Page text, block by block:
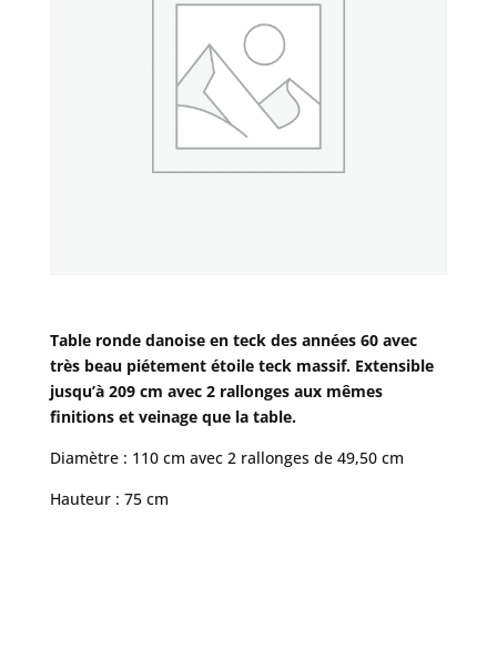
Table ronde danoise en teck des années 60 avec
très beau piétement étoile teck massif. Extensible
jusqu’à 209 cm avec 2 rallonges aux mêmes
finitions et veinage que la table.
Diamètre : 110 cm avec 2 rallonges de 49,50 cm
Hauteur : 75 cm